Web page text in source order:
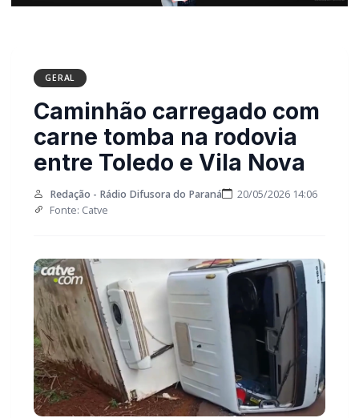
GERAL
Caminhão carregado com
carne tomba na rodovia
entre Toledo e Vila Nova
Redação - Rádio Difusora do Paraná
20/05/2026 14:06
Fonte: Catve